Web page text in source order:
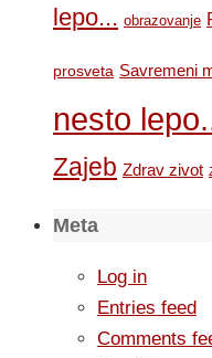
lepo... obrazovanje
prosveta Savremeni
nesto
Zajeb Zdrav zivot
Meta
Log in
Entries feed
Comments